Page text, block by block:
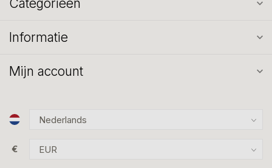
Categorieën
Informatie
Mijn account
€